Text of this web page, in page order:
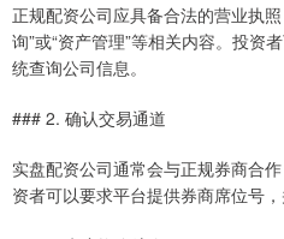
正规配资公司应具备合法的营业执
询”或“资产管理”等相关内容。投资
统查询公司信息。
### 2. 确认交易通道
实盘配资公司通常会与正规券商合
资者可以要求平台提供券商席位号，